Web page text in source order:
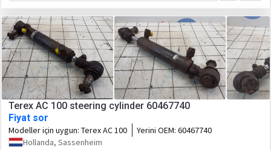
Terex AC 100 steering cylinder 60467740
Fiyat sor
Modeller için uygun: Terex AC 100 Yerini OEM: 60467740
Hollanda, Sassenheim